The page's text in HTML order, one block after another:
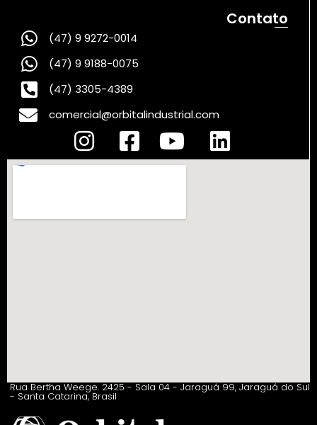
Contato
(47) 9 9272-0014
(47) 9 9188-0075
(47) 3305-4389
comercial@orbitalindustrial.com
Rua Bertha Weege. 2425 - Sala 04 - Jaraguá 99, Jaraguá do Sul
- Santa Catarina, Brasil